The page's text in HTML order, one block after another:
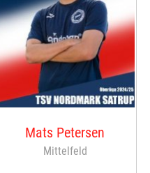
Mats Petersen
Mittelfeld